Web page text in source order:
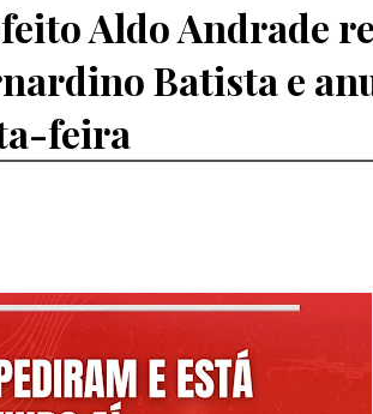
Aldo Andrade
Batista e
feira